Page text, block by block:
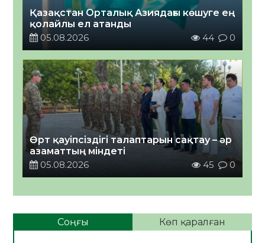
Қазақстан Орталық Азиядағы көшуге ең
қолайлы ел атанды
05.08.2026
44 0
Өрт қауіпсіздігі талаптарын сақтау – әр
азаматтың міндеті
05.08.2026
45 0
Соңғы Көп қаралған